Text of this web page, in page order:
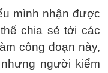
mình nhận được
chia sẻ tới các
công đoạn này,
người kiểm